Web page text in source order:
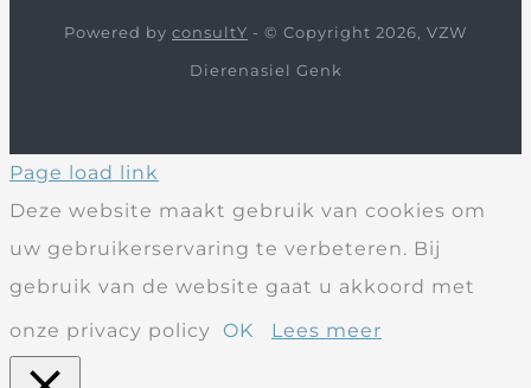
Powered by consultY - © Copyright 2026, VZW
Dierenasiel Genk
Page load link
Deze website maakt gebruik van cookies om
uw gebruikerservaring te verbeteren. Bij
gebruik van de website gaat u akkoord met
onze privacy policy
OK Lees meer